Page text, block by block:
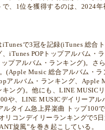
で、1位を獲得するのは、2024年
iTunesで3冠を記録(iTunes 総合
、iTunes POPトップアルバム・
ップアルバム・ランキング)。さ
(Apple Music 総合アルバム・
アルバム・ランキング、Apple
キング)。他にも、LINE MUSIC
や、LINE MUSICデイリーアル
ルタイム急上昇楽曲 トップ100
リコンデイリーランキングで5
旋風”を巻き起こしている。